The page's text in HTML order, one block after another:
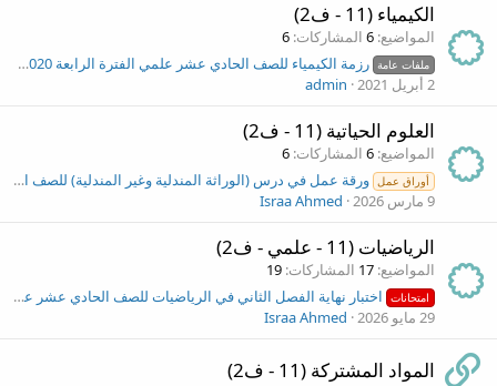
الكيمياء (11 - ف2)
المواضيع 6 المشاركات 6
ملفات عامة رزمة الكيمياء للصف الحادي عشر علمي الفترة الرابعة 2020 - 2021 (الفصل الثاني)
2 أبريل 2021
admin
العلوم الحياتية (11 - ف2)
المواضيع 6 المشاركات 6
أوراق عمل ورقة عمل في درس (الوراثة المندلية وغير المندلية) للصف الحادي عشر الفصل الثاني
9 مارس 2026
Israa Ahmed
الرياضيات (11 - علمي - ف2)
المواضيع 17 المشاركات 19
امتحانات اختبار نهاية الفصل الثاني في الرياضيات للصف الحادي عشر علمي ٢٠٢٥
29 مايو 2026
Israa Ahmed
المواد المشتركة (11 - ف2)